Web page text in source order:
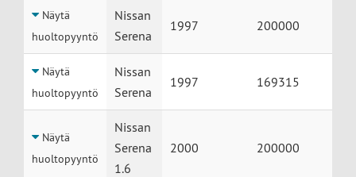
Näytä
huoltopyyntö
Nissan
Serena
1997 200000
Näytä
huoltopyyntö
Nissan
Serena
1997 169315
Näytä
huoltopyyntö
Nissan
Serena
1.6
2000 200000